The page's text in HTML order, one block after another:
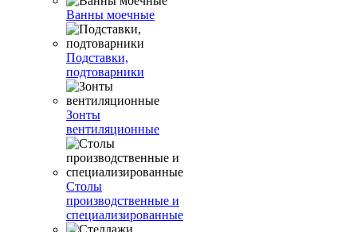
Ванны моечные
Подставки,
подтоварники
Зонты
вентиляционные
Столы
производственные и
специализированные